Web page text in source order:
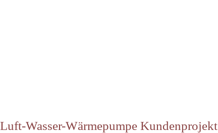
Luft-Wasser-Wärmepumpe Kundenprojekt